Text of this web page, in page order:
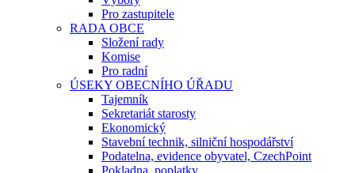
Pro zastupitele
RADA OBCE
Složení rady
Komise
Pro radní
ÚSEKY OBECNÍHO ÚŘADU
Tajemník
Sekretariát starosty
Ekonomický
Stavební technik, silniční hospodářství
Podatelna, evidence obyvatel, CzechPoint
Pokladna, poplatky